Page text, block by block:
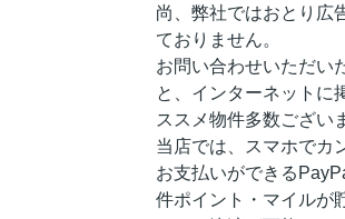
尚、弊社ではおとり広
ておりません。
お問い合わせいただい
と、インターネットに
ススメ物件多数ござい
当店では、スマホでカ
お支払いができる
件ポイント・マイルが